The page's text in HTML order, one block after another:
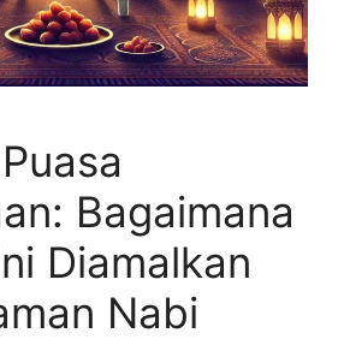
Bagaimana
Diamalkan
Nabi